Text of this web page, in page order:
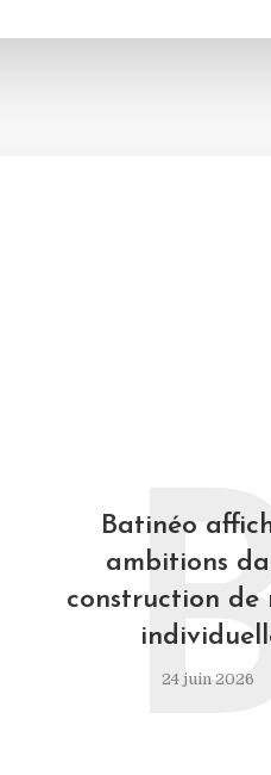
Batinéo
ambitions
construction de
24 juin 2026